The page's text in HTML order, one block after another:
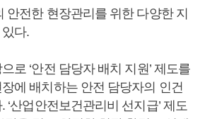
안전한 현장관리를 위한 다양한 지
다.
로 ‘안전 담당자 배치 지원’ 제도를
에 배치하는 안전 담당자의 인건
‘산업안전보건관리비 선지급’ 제도